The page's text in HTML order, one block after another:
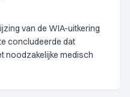
van de WIA-uitkering
concludeerde dat
noodzakelijke medisch